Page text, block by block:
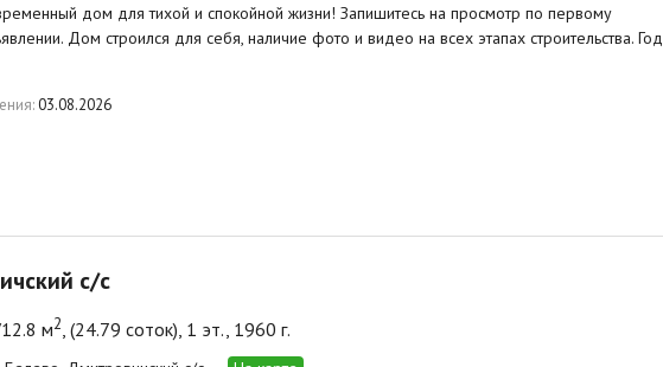
дом для тихой и спокойной жизни! Запишитесь на просмотр по первому
Дом строился для себя, наличие фото и видео на всех этапах строительства. Год
03.08.2026
с/с
м2, (24.79 соток), 1 эт., 1960 г.